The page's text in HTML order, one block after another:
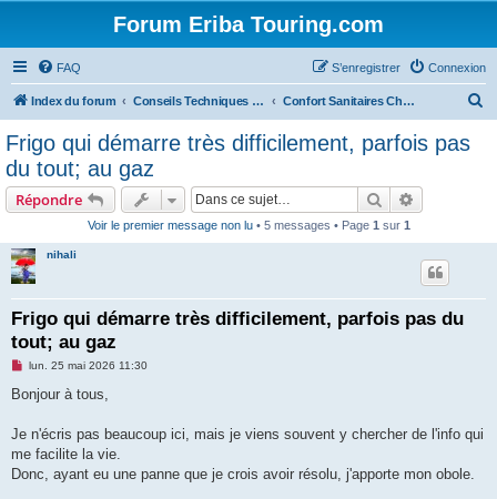
Forum Eriba Touring.com
FAQ Connexion
S’enregistrer
Index du forum Conseils Techniques Accessoires & Modifications Confort Sanitaires Chauffage Froid
Frigo qui démarre très difficilement, parfois pas
du tout; au gaz
Répondre Rechercher
Voir le premier message non lu• 5 messages • Page 1 sur 1
nihali
Frigo qui démarre très difficilement, parfois pas du
tout; au gaz
M
s
g
n
o
lun. 25 mai 2026 11:30
Bonjour à tous,
Je n'écris pas beaucoup ici, mais je viens souvent y chercher de l'info qui
me facilite la vie.
Donc, ayant eu une panne que je crois avoir résolu, j'apporte mon obole.